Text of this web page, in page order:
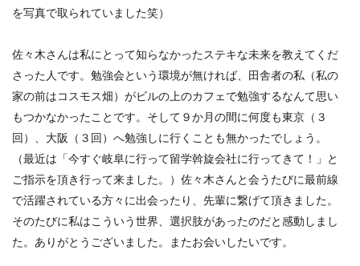
を写真で取られていました笑）
佐々木さんは私にとって知らなかったステキな未来を教えてくだ
さった人です。勉強会という環境が無ければ、田舎者の私（私の
家の前はコスモス畑）がビルの上のカフェで勉強するなんて思い
もつかなかったことです。そして９か月の間に何度も東京（３
回）、大阪（３回）へ勉強しに行くことも無かったでしょう。
（最近は「今すぐ岐阜に行って留学斡旋会社に行ってきて！」と
ご指示を頂き行って来ました。）佐々木さんと会うたびに最前線
で活躍されている方々に出会ったり、先輩に繋げて頂きました。
そのたびに私はこういう世界、選択肢があったのだと感動しまし
た。ありがとうございました。またお会いしたいです。